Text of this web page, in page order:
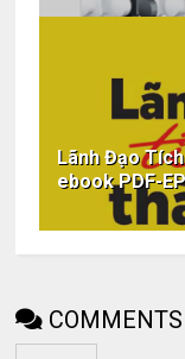
Lãnh Đạo
ebook PDF-
COMMENTS